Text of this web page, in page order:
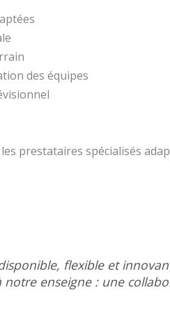
des équipes
prestataires spécialisés
flexible et
notre enseigne : une